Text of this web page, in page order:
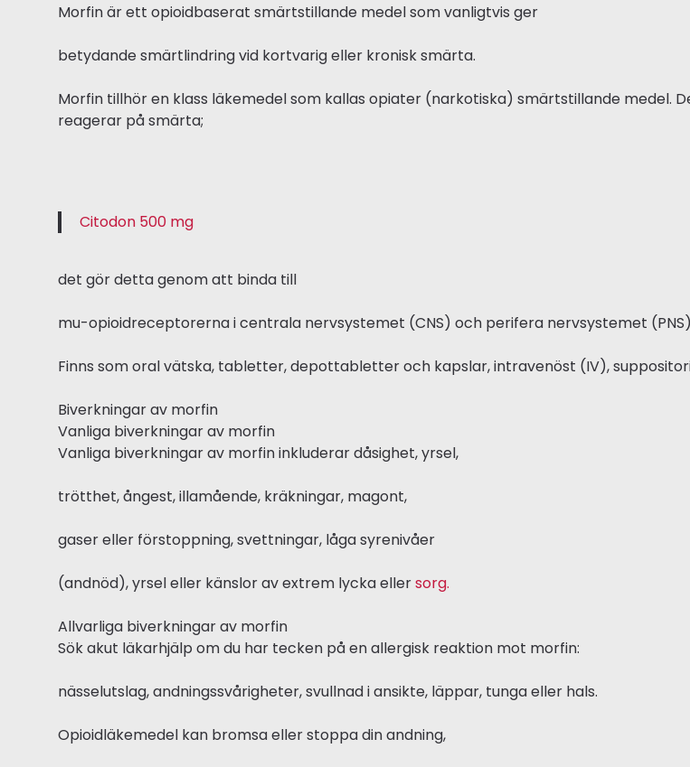
Morfin är ett opioidbaserat smärtstillande medel som vanligtvis ger
betydande smärtlindring vid kortvarig eller kronisk smärta.
Morfin tillhör en klass läkemedel som kallas opiater (narkotiska) smärtstillande
reagerar på smärta;
Citodon 500 mg
det gör detta genom att binda till
mu-opioidreceptorerna i centrala nervsystemet (CNS) och perifera nervsystemet
Finns som oral vätska, tabletter, depottabletter och kapslar, intravenöst (IV),
Biverkningar av morfin
Vanliga biverkningar av morfin
Vanliga biverkningar av morfin inkluderar dåsighet, yrsel,
trötthet, ångest, illamående, kräkningar, magont,
gaser eller förstoppning, svettningar, låga syrenivåer
(andnöd), yrsel eller känslor av extrem lycka ellersorg.
Allvarliga biverkningar av morfin
Sök akut läkarhjälp om du har tecken på en allergisk reaktion mot morfin:
nässelutslag, andningssvårigheter, svullnad i ansikte, läppar, tunga eller hals.
Opioidläkemedel kan bromsa eller stoppa din andning,